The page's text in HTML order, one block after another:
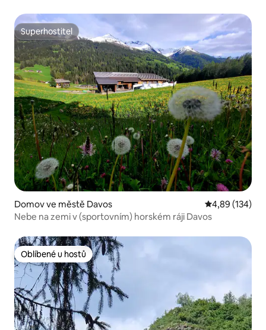
Superhostitel
Superhostitel
Domov ve městě Davos Průměrné
4,89 (134)
Nebe na zemi v (sportovním) horském ráji Davos
Oblíbené u hostů
Oblíbené u hostů